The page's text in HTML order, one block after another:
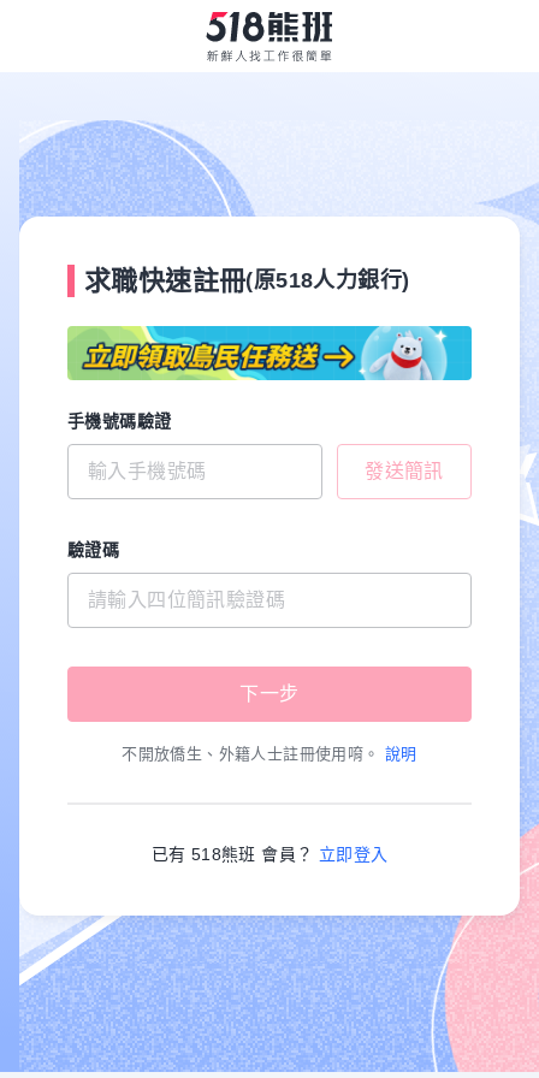
求職快速註冊(原518人力銀行)
手機號碼驗證
發送簡訊
驗證碼
不開放僑生、外籍人士註冊使用唷。 說明
已有 518熊班 會員？ 立即登入